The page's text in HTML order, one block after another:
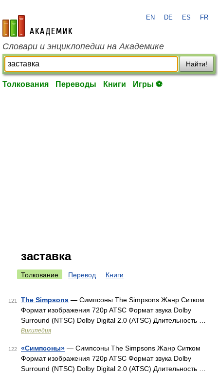
academic.ru
EN DE ES FR
Словари и энциклопедии на Академике
Найти!
Толкования Переводы Книги Игры ⚽
заставка
Толкование Перевод Книги
121 The Simpsons — Симпсоны The Simpsons Жанр Ситком
Формат изображения 720p ATSC Формат звука Dolby
Surround (NTSC) Dolby Digital 2.0 (ATSC) Длительность …
Википедия
122 «Симпсоны» — Симпсоны The Simpsons Жанр Ситком
Формат изображения 720p ATSC Формат звука Dolby
Surround (NTSC) Dolby Digital 2.0 (ATSC) Длительность …